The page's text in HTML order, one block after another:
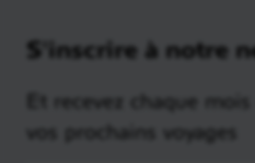
S'inscrire à notre
Et recevez chaque
vos prochains voyages